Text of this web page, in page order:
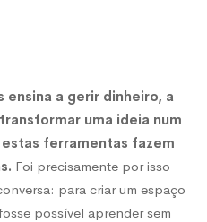
ensina a gerir dinheiro, a
uma ideia num
ferramentas fazem
Foi precisamente por isso
para criar um espaço
possível aprender sem